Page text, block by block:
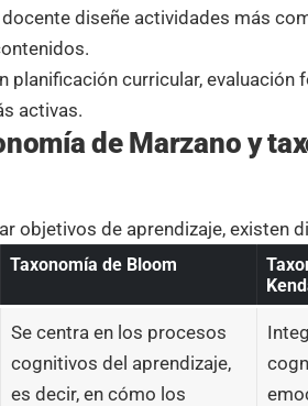
diseñe actividades más
planificación curricular, evaluación
activas.
de Marzano y
objetivos de aprendizaje, existen
Taxonomía de Bloom
Se centra en los procesos
cognitivos del aprendizaje,
es decir, en cómo los